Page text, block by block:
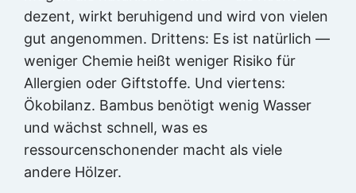
dezent, wirkt beruhigend und wird von vielen
gut angenommen. Drittens: Es ist natürlich —
weniger Chemie heißt weniger Risiko für
Allergien oder Giftstoffe. Und viertens:
Ökobilanz. Bambus benötigt wenig Wasser
und wächst schnell, was es
ressourcenschonender macht als viele
andere Hölzer.